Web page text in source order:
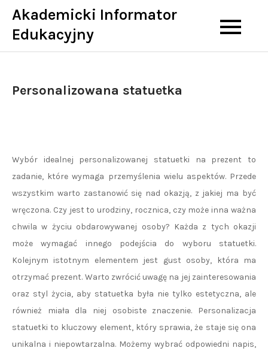
Skip
content
Akademicki Informator
Edukacyjny
Personalizowana statuetka
Wybór idealnej personalizowanej statuetki na prezent to
zadanie, które wymaga przemyślenia wielu aspektów. Przede
wszystkim warto zastanowić się nad okazją, z jakiej ma być
wręczona. Czy jest to urodziny, rocznica, czy może inna ważna
chwila w życiu obdarowywanej osoby? Każda z tych okazji
może wymagać innego podejścia do wyboru statuetki.
Kolejnym istotnym elementem jest gust osoby, która ma
otrzymać prezent. Warto zwrócić uwagę na jej zainteresowania
oraz styl życia, aby statuetka była nie tylko estetyczna, ale
również miała dla niej osobiste znaczenie. Personalizacja
statuetki to kluczowy element, który sprawia, że staje się ona
unikalna i niepowtarzalna. Możemy wybrać odpowiedni napis,